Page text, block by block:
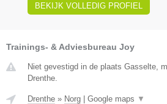
BEKIJK VOLLEDIG PROFIEL
Trainings- & Adviesbureau Joy
Niet gevestigd in de plaats Gasselte,
Drenthe.
Drenthe » Norg Google maps ▼